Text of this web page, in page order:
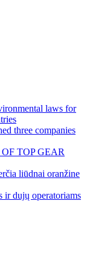
laws for
three companies
TOP GEAR
liūdnai oranžine
ir dujų operatoriams